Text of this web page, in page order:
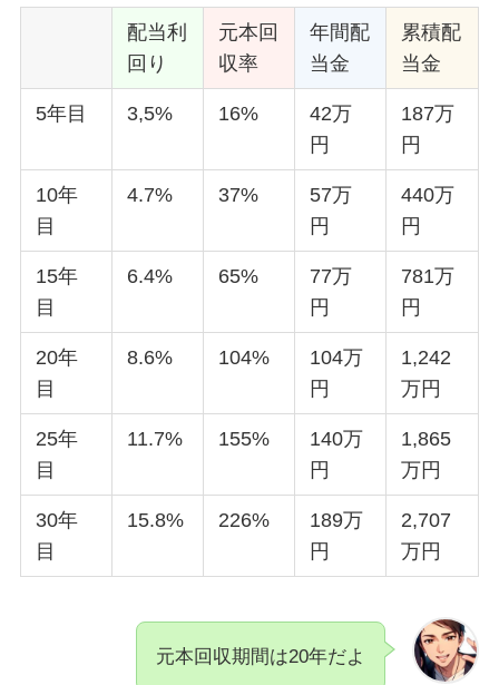
「年間配当金」「累積配当金」を検証
配当利
回り
元本回
収率
年間配
当金
累積配
当金
5年目 3,5% 16%
42万
円
187万
円
10年
目
4.7% 37%
57万
円
440万
円
15年
目
6.4% 65%
77万
円
781万
円
20年
目
8.6% 104%
104万
円
1,242
万円
25年
目
11.7% 155%
140万
円
1,865
万円
30年
目
15.8% 226%
189万
円
2,707
万円
元本回収期間は20年だよ